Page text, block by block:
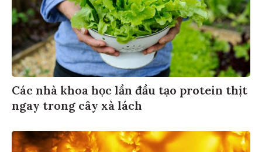
Các nhà khoa học lần đầu tạo protein thịt
ngay trong cây xà lách